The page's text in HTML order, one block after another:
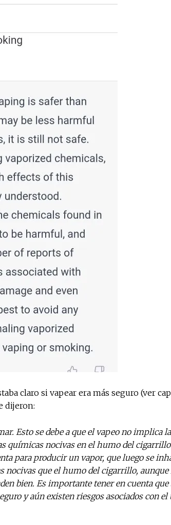
claro si vapear era más seguro (ver
dijeron:
Esto se debe a que el vapeo no implica la
químicas nocivas en el humo del
para producir un vapor, que luego se
nocivas que el humo del cigarrillo, aunque
bien. Es importante tener en cuenta que
y aún existen riesgos asociados con el